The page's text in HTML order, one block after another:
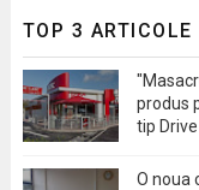
TOP 3
produs
tip
O noua